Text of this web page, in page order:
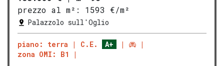
prezzo al m²:
1593 €/m²
Palazzolo sull'Oglio
piano: terra C.E.
A+
zona OMI: B1